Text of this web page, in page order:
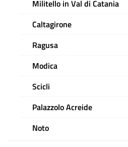
Militello in Val di Catania
Caltagirone
Ragusa
Modica
Scicli
Palazzolo Acreide
Noto